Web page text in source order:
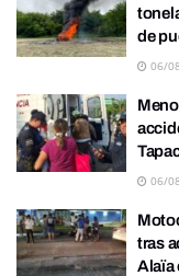
de
06/
06/
tras
Alaïa